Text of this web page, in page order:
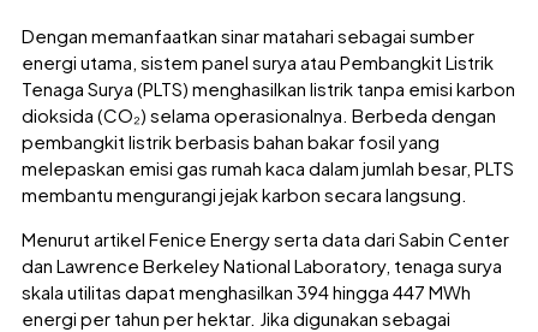
Dengan memanfaatkan sinar matahari sebagai sumber
energi utama, sistem panel surya atau Pembangkit Listrik
Tenaga Surya (PLTS) menghasilkan listrik tanpa emisi karbon
dioksida (CO₂) selama operasionalnya. Berbeda dengan
pembangkit listrik berbasis bahan bakar fosil yang
melepaskan emisi gas rumah kaca dalam jumlah besar, PLTS
membantu mengurangi jejak karbon secara langsung.
Menurut artikel Fenice Energy serta data dari Sabin Center
dan Lawrence Berkeley National Laboratory, tenaga surya
skala utilitas dapat menghasilkan 394 hingga 447 MWh
energi per tahun per hektar. Jika digunakan sebagai